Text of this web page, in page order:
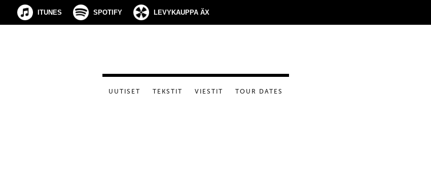
ITUNES SPOTIFY LEVYKAUPPA ÄX
UUTISET TEKSTIT VIESTIT TOUR DATES